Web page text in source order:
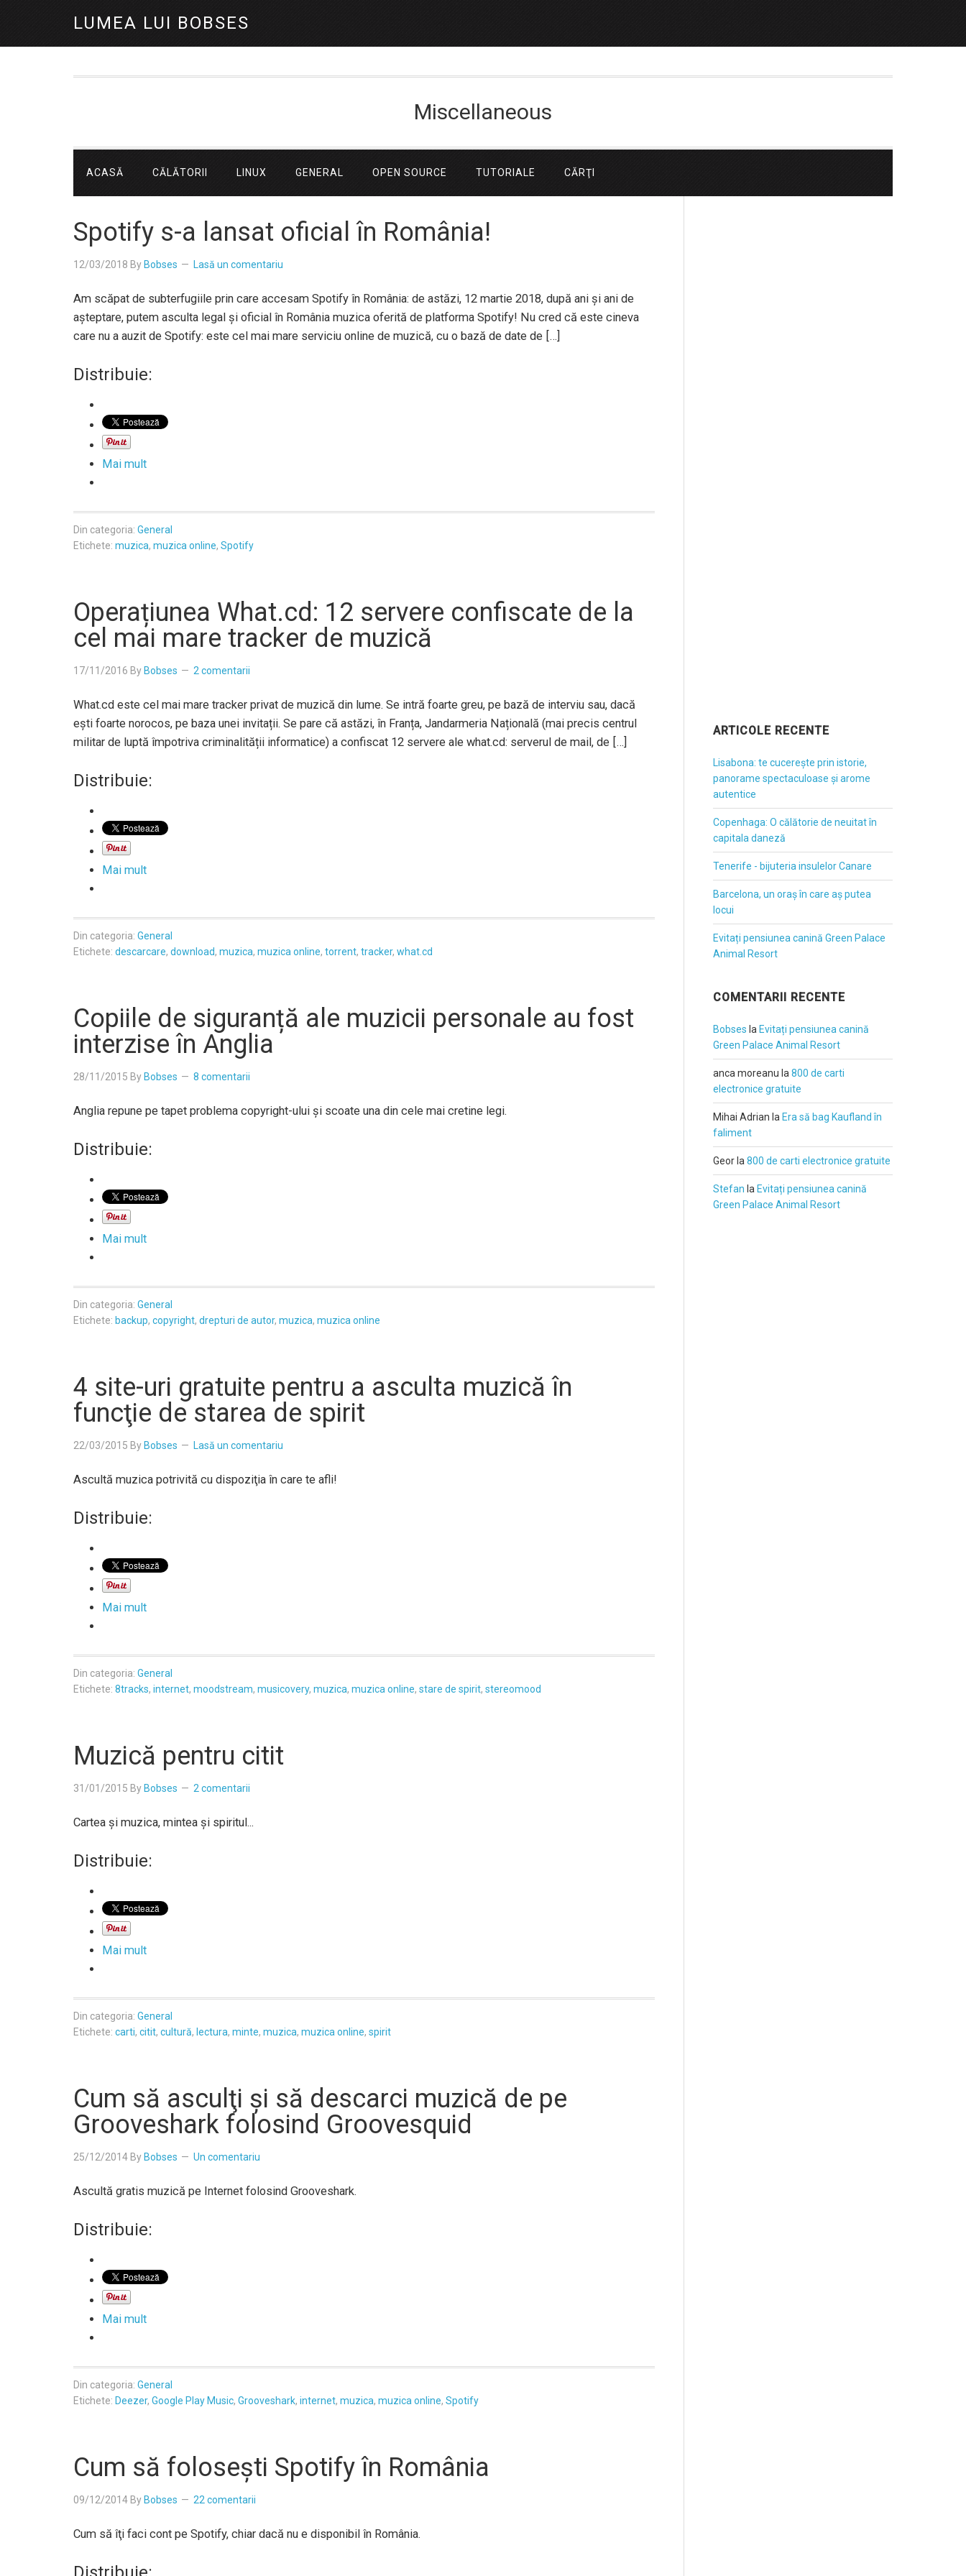
LUMEA LUI BOBSES
Miscellaneous
ACASĂ CĂLĂTORII LINUX GENERAL OPEN SOURCE TUTORIALE CĂRŢI
Spotify s-a lansat oficial în România!
12/03/2018 By Bobses Lasă un comentariu
Am scăpat de subterfugiile prin care accesam Spotify în România: de astăzi, 12 martie 2018, după ani și ani de
așteptare, putem asculta legal și oficial în România muzica oferită de platforma Spotify! Nu cred că este cineva
care nu a auzit de Spotify: este cel mai mare serviciu online de muzică, cu o bază de date de […]
Distribuie:
Mai mult
Din categoria: General
Etichete: muzica, muzica online, Spotify
Operațiunea What.cd: 12 servere confiscate de la
cel mai mare tracker de muzică
17/11/2016 By Bobses 2 comentarii
What.cd este cel mai mare tracker privat de muzică din lume. Se intră foarte greu, pe bază de interviu sau, dacă
ești foarte norocos, pe baza unei invitații. Se pare că astăzi, în Franța, Jandarmeria Națională (mai precis centrul
militar de luptă împotriva criminalității informatice) a confiscat 12 servere ale what.cd: serverul de mail, de […]
Distribuie:
Mai mult
Din categoria: General
Etichete: descarcare, download, muzica, muzica online, torrent, tracker, what.cd
Copiile de siguranță ale muzicii personale au fost
interzise în Anglia
28/11/2015 By Bobses 8 comentarii
Anglia repune pe tapet problema copyright-ului și scoate una din cele mai cretine legi.
Distribuie:
Mai mult
Din categoria: General
Etichete: backup, copyright, drepturi de autor, muzica, muzica online
4 site-uri gratuite pentru a asculta muzică în
funcţie de starea de spirit
22/03/2015 By Bobses Lasă un comentariu
Ascultă muzica potrivită cu dispoziţia în care te afli!
Distribuie:
Mai mult
Din categoria: General
Etichete: 8tracks, internet, moodstream, musicovery, muzica, muzica online, stare de spirit, stereomood
Muzică pentru citit
31/01/2015 By Bobses 2 comentarii
Cartea şi muzica, mintea şi spiritul...
Distribuie:
Mai mult
Din categoria: General
Etichete: carti, citit, cultură, lectura, minte, muzica, muzica online, spirit
Cum să asculţi şi să descarci muzică de pe
Grooveshark folosind Groovesquid
25/12/2014 By Bobses Un comentariu
Ascultă gratis muzică pe Internet folosind Grooveshark.
Distribuie:
Mai mult
Din categoria: General
Etichete: Deezer, Google Play Music, Grooveshark, internet, muzica, muzica online, Spotify
Cum să foloseşti Spotify în România
09/12/2014 By Bobses 22 comentarii
Cum să îţi faci cont pe Spotify, chiar dacă nu e disponibil în România.
ARTICOLE RECENTE
Lisabona: te cucerește prin istorie,
panorame spectaculoase și arome
autentice
Copenhaga: O călătorie de neuitat în
capitala daneză
Tenerife - bijuteria insulelor Canare
Barcelona, un oraș în care aș putea
locui
Evitați pensiunea canină Green Palace
Animal Resort
COMENTARII RECENTE
Bobses la Evitați pensiunea canină
Green Palace Animal Resort
anca moreanu la 800 de carti
electronice gratuite
Mihai Adrian la Era să bag Kaufland în
faliment
Geor la 800 de carti electronice gratuite
Stefan la Evitați pensiunea canină
Green Palace Animal Resort